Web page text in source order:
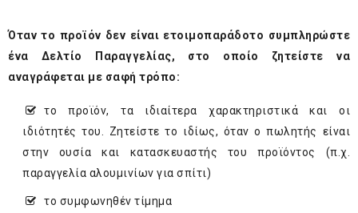
Όταν το προϊόν δεν είναι ετοιμοπαράδοτο συμπληρώστε
ένα Δελτίο Παραγγελίας, στο οποίο ζητείστε να
αναγράφεται με σαφή τρόπο:
το προϊόν, τα ιδιαίτερα χαρακτηριστικά και οι
ιδιότητές του. Ζητείστε το ιδίως, όταν ο πωλητής είναι
στην ουσία και κατασκευαστής του προϊόντος (π.χ.
παραγγελία αλουμινίων για σπίτι)
το συμφωνηθέν τίμημα